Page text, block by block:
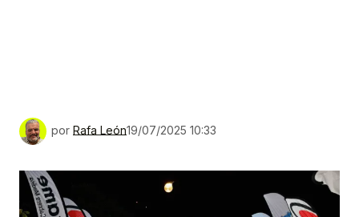
por Rafa León19/07/2025 10:33